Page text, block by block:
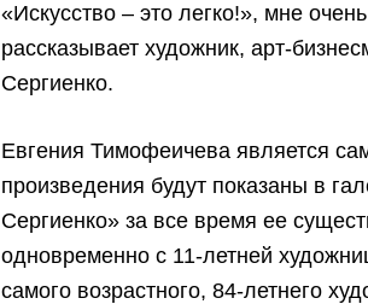
«Искусство – это легко!», мне
рассказывает художник, арт-
Сергиенко.
Евгения Тимофеичева является
произведения будут показаны в
Сергиенко» за все время ее
одновременно с 11-летней
самого возрастного, 84-летнего